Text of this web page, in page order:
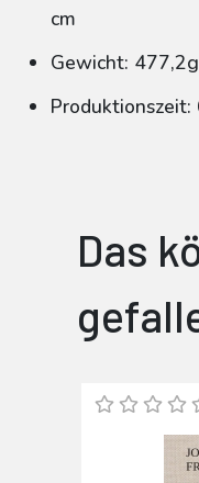
cm
Gewicht: 477,2g
Das